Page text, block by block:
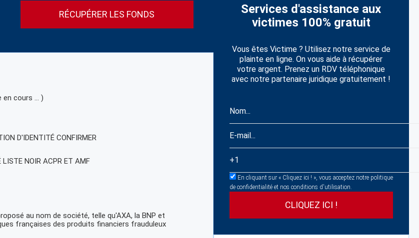
RÉCUPÉRER LES FONDS
en cours … )
D'IDENTITÉ CONFIRMER
LISTE NOIR ACPR ET AMF
au nom de société, telle qu'AXA, la BNP et
françaises des produits financiers frauduleux
Services d'assistance aux
victimes 100% gratuit
Vous êtes Victime ? Utilisez notre service de
plainte en ligne. On vous aide à récupérer
votre argent. Prenez un RDV téléphonique
avec notre partenaire juridique gratuitement !
En cliquant sur « Cliquez ici ! », vous acceptez notre politique
de confidentialité et nos conditions d'utilisation.